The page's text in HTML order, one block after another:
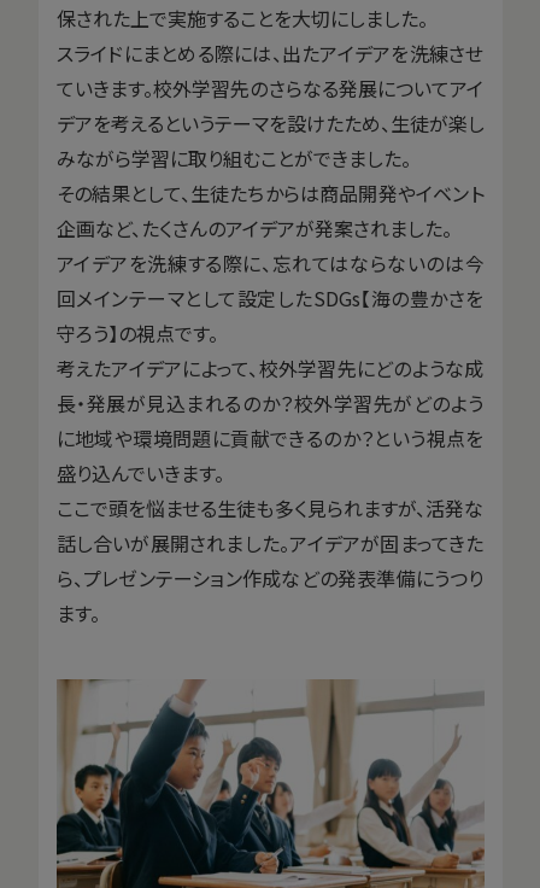
保された上で実施することを大切にしました。
スライドにまとめる際には、出たアイデアを洗練させ
ていきます。校外学習先のさらなる発展についてアイ
デアを考えるというテーマを設けたため、生徒が楽し
みながら学習に取り組むことができました。
その結果として、生徒たちからは商品開発やイベント
企画など、たくさんのアイデアが発案されました。
アイデアを洗練する際に、忘れてはならないのは今
回メインテーマとして設定したSDGs【海の豊かさを
守ろう】の視点です。
考えたアイデアによって、校外学習先にどのような成
長・発展が見込まれるのか？校外学習先がどのよう
に地域や環境問題に貢献できるのか？という視点を
盛り込んでいきます。
ここで頭を悩ませる生徒も多く見られますが、活発な
話し合いが展開されました。アイデアが固まってきた
ら、プレゼンテーション作成などの発表準備にうつり
ます。